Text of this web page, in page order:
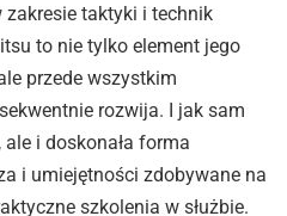
taktyki i technik
to nie tylko element jego
przede wszystkim
rozwija. I jak sam
i doskonała forma
i umiejętności zdobywane na
szkolenia w służbie.